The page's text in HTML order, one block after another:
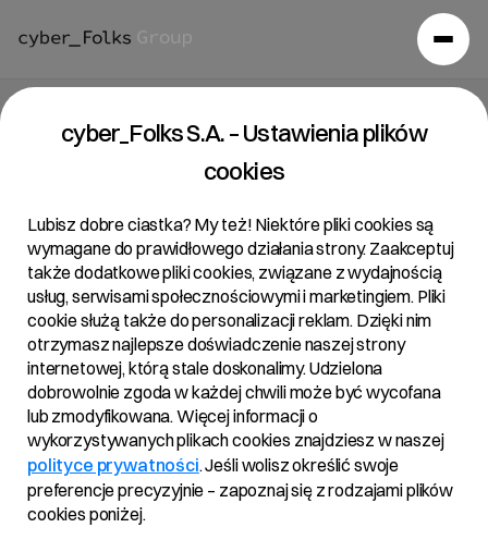
Raport bieżący 45/2018
Temat:
Zmiana terminu Zwyczajnego Walnego
Zgromadzenia R22 S.A.
Podstawa Prawna:
Zgodnie z § 19 ust 1 pkt 1)-2) rozporządzenia
Ministra Finansów w sprawie informacji bieżących i
okresowych przekazywanych przez emitentów
papierów wartościowych oraz warunków uznawania
za równoważne informacji wymaganych przepisami
prawa państwa niebędącego państwem
cyber_Folks S.A. – Ustawienia plików
cookies
Lubisz dobre ciastka? My też! Niektóre pliki cookies są
wymagane do prawidłowego działania strony. Zaakceptuj
także dodatkowe pliki cookies, związane z wydajnością
usług, serwisami społecznościowymi i marketingiem. Pliki
cookie służą także do personalizacji reklam. Dzięki nim
otrzymasz najlepsze doświadczenie naszej strony
internetowej, którą stale doskonalimy. Udzielona
dobrowolnie zgoda w każdej chwili może być wycofana
lub zmodyfikowana. Więcej informacji o
wykorzystywanych plikach cookies znajdziesz w naszej
polityce prywatności. Jeśli wolisz określić swoje
preferencje precyzyjnie – zapoznaj się z rodzajami plików
cookies poniżej.